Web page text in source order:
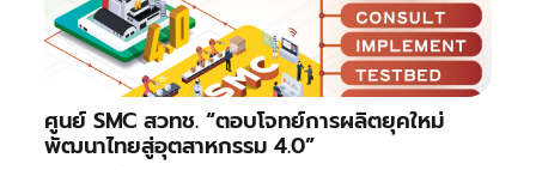
ศูนย์ SMC สวทช. “ตอบโจทย์การผลิตยุคใหม่
พัฒนาไทยสู่อุตสาหกรรม 4.0”